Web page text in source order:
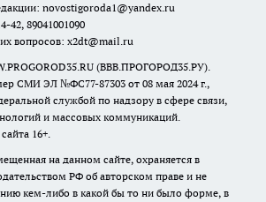
novostigoroda1@yandex.ru
42, 89041001090
вопросов: x2dt@mail.ru
(ВВВ.ПРОГОРОД35.РУ).
СМИ ЭЛ №ФС77-87303 от 08 мая 2024 г.,
службой по надзору в сфере связи,
и массовых коммуникаций.
16+.
на данном сайте, охраняется в
РФ об авторском праве и не
кем-либо в какой бы то ни было форме, в